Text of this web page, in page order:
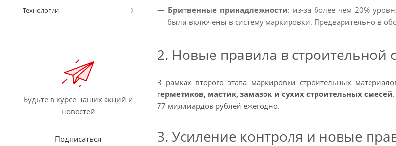
Бритвенные принадлежности: из-за более чем 20%
были включены в систему маркировки. Предварительно в
2. Новые правила в строительной
В рамках второго этапа маркировки строительных
герметиков, мастик, замазок и сухих строительных смесей
77 миллиардов рублей ежегодно.
3. Усиление контроля и новые
Технологии 9
Будьте в курсе наших акций и
новостей
Подписаться